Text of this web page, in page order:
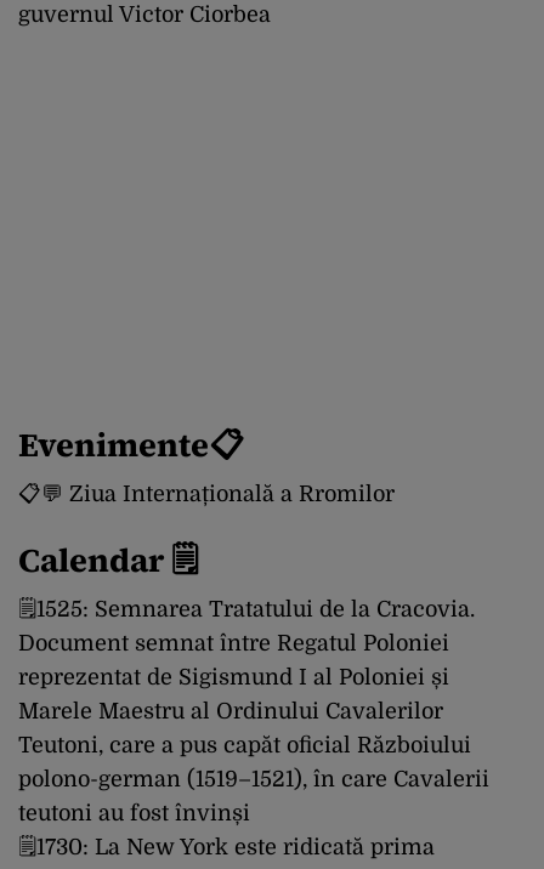
guvernul Victor Ciorbea
Evenimente📋
📋💬 Ziua Internațională a Rromilor
Calendar 🗒
🗒1525: Semnarea Tratatului de la Cracovia.
Document semnat între Regatul Poloniei
reprezentat de Sigismund I al Poloniei și
Marele Maestru al Ordinului Cavalerilor
Teutoni, care a pus capăt oficial Războiului
polono-german (1519–1521), în care Cavalerii
teutoni au fost învinși
🗒1730: La New York este ridicată prima